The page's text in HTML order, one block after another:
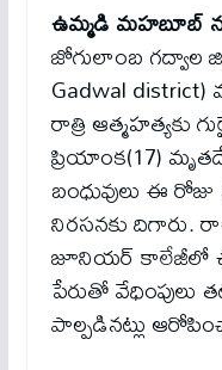
ఉమ్మడి మహబూబ్
జోగులాంబ గద్వాల
Gadwal
రాత్రి ఆత్మహత్యకు
ప్రియాంక(17)
బంధువులు ఈ
నిరసనకు దిగారు.
జూనియర్ కాలేజీలో
పేరుతో వేధింపులు
పాల్ప‌డిన‌ట్లు